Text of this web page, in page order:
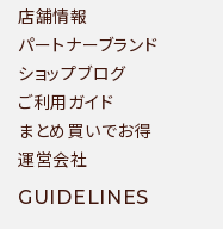
店舗情報
パートナーブランド
ショップブログ
ご利用ガイド
まとめ買いでお得
運営会社
GUIDELINES